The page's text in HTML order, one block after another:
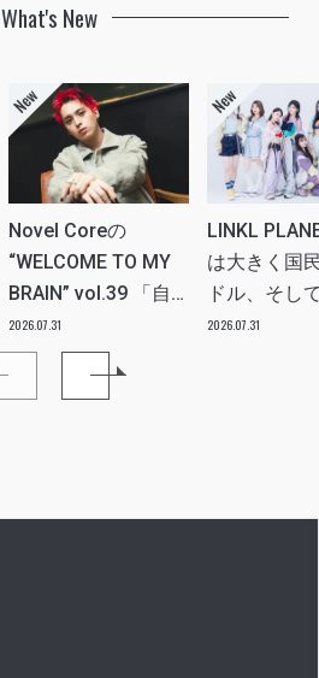
What's New
Novel Coreの
“WELCOME TO MY
BRAIN” vol.39 「自
分たちの世代のルー
ツ、カルチャーなど
2026.07.31
LINKL
は大きく国
ドル、そし
ツアー。い
2026.07.31